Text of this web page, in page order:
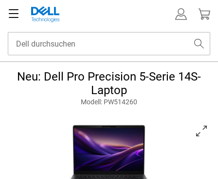
Neu: Dell Pro Precision 5-Serie 14S-
Laptop
Modell: PW514260
View nach vorn gerichtet Dell Pro Precision PW514260